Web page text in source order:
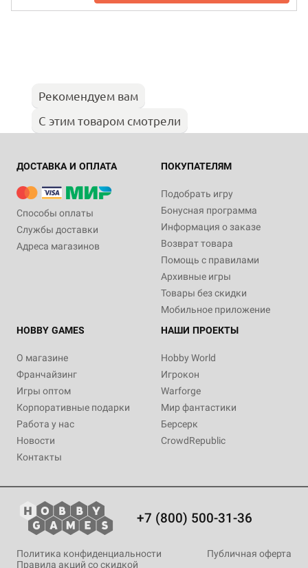
Рекомендуем вам
С этим товаром смотрели
ДОСТАВКА И ОПЛАТА
Способы оплаты
Службы доставки
Адреса магазинов
ПОКУПАТЕЛЯМ
Подобрать игру
Бонусная программа
Информация о заказе
Возврат товара
Помощь с правилами
Архивные игры
Товары без скидки
Мобильное приложение
HOBBY GAMES
О магазине
Франчайзинг
Игры оптом
Корпоративные подарки
Работа у нас
Новости
Контакты
НАШИ ПРОЕКТЫ
Hobby World
Игрокон
Warforge
Мир фантастики
Берсерк
CrowdRepublic
+7 (800) 500-31-36
Политика конфиденциальности
Публичная оферта
Правила акций со скидкой